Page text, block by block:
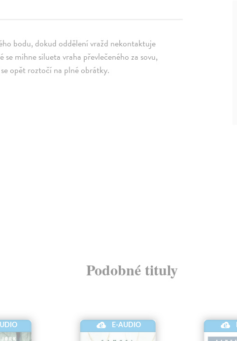
bodu, dokud oddělení vražd nekontaktuje
mihne silueta vraha převlečeného za sovu,
opět roztočí na plné obrátky.
Podobné tituly
E-AUDIO